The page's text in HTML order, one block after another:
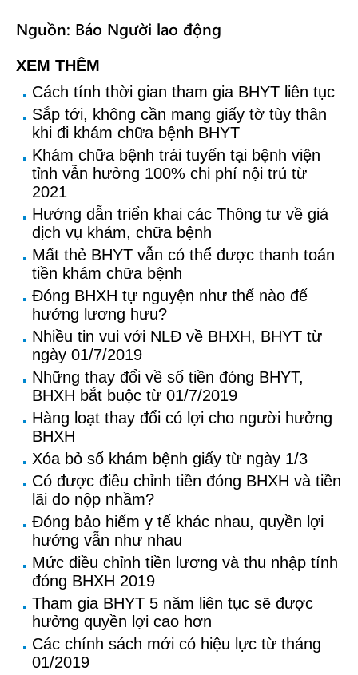
Nguồn: Báo Người lao động
XEM THÊM
Cách tính thời gian tham gia BHYT liên tục
Sắp tới, không cần mang giấy tờ tùy thân
khi đi khám chữa bệnh BHYT
Khám chữa bệnh trái tuyến tại bệnh viện
tỉnh vẫn hưởng 100% chi phí nội trú từ
2021
Hướng dẫn triển khai các Thông tư về giá
dịch vụ khám, chữa bệnh
Mất thẻ BHYT vẫn có thể được thanh toán
tiền khám chữa bệnh
Đóng BHXH tự nguyện như thế nào để
hưởng lương hưu?
Nhiều tin vui với NLĐ về BHXH, BHYT từ
ngày 01/7/2019
Những thay đổi về số tiền đóng BHYT,
BHXH bắt buộc từ 01/7/2019
Hàng loạt thay đổi có lợi cho người hưởng
BHXH
Xóa bỏ sổ khám bệnh giấy từ ngày 1/3
Có được điều chỉnh tiền đóng BHXH và tiền
lãi do nộp nhầm?
Đóng bảo hiểm y tế khác nhau, quyền lợi
hưởng vẫn như nhau
Mức điều chỉnh tiền lương và thu nhập tính
đóng BHXH 2019
Tham gia BHYT 5 năm liên tục sẽ được
hưởng quyền lợi cao hơn
Các chính sách mới có hiệu lực từ tháng
01/2019